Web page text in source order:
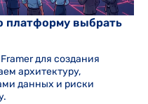
платформу выбрать
для создания
архитектуру,
данных и риски